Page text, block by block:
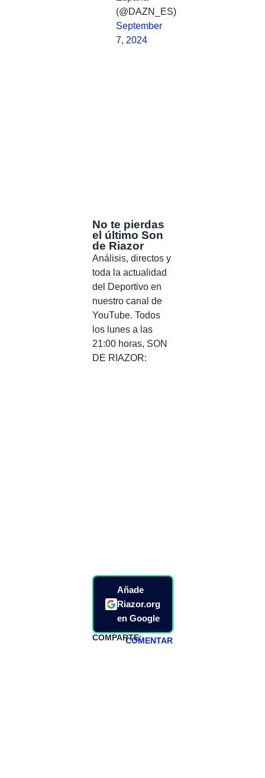
(@DAZN_ES)
September
7, 2024
No te pierdas
el último Son
de Riazor
Análisis, directos y
toda la actualidad
del Deportivo en
nuestro canal de
YouTube. Todos
los lunes a las
21:00 horas, SON
DE RIAZOR:
Añade
Riazor.org
en Google
COMPARTE:COMENTAR